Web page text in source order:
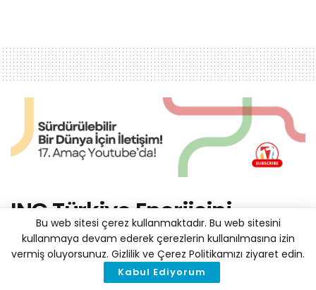
ING Türkiye Enerjisini
Güneşten Üretecek
30 Temmuz 2019
Reading Time: 2 mins read
Bu web sitesi çerez kullanmaktadır. Bu web sitesini
kullanmaya devam ederek çerezlerin kullanılmasına izin
vermiş oluyorsunuz. Gizlilik ve Çerez Politikamızı ziyaret edin.
Kabul Ediyorum